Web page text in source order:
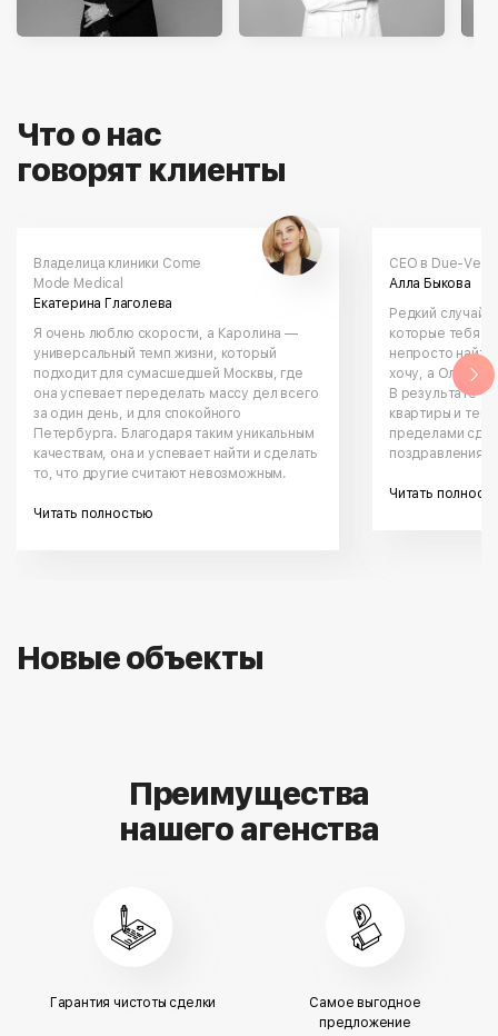
Что о нас
Владелица клиники Come
Mode Medical
Екатерина Глаголева
Я очень люблю скорости, а Каролина —
универсальный темп жизни, который
подходит для сумасшедшей Москвы, где
она успевает переделать массу дел всего
за один день, и для спокойного
Петербурга. Благодаря таким уникальным
качествам, она и успевает найти и сделать
то, что другие считают невозможным.
Читать полностью
CEO в Due-
Алла Быкова
Редкий случай,
которые тебя
непросто найти
хочу, а Ольга
В результате —
квартиры и
пределами
поздравления
Читать
Новые объекты
Преимущества
Гарантия чистоты сделки
Самое выгодное
предложение